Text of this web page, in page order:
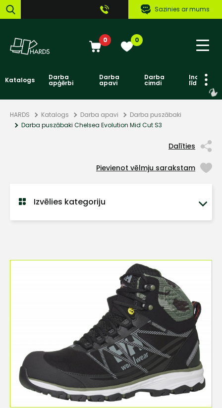
Sazinies ar mums
0 0
Katalogs Darba
apģērbi
Darba
apavi
Darba
cimdi līdzekļi
HARDS Katalogs Darba apavi
Darba puszābaki
Darba puszābaki Chelsea Evolution Mid Cut S3
Dalīties
Pievienot vēlmju sarakstam
Izvēlies kategoriju